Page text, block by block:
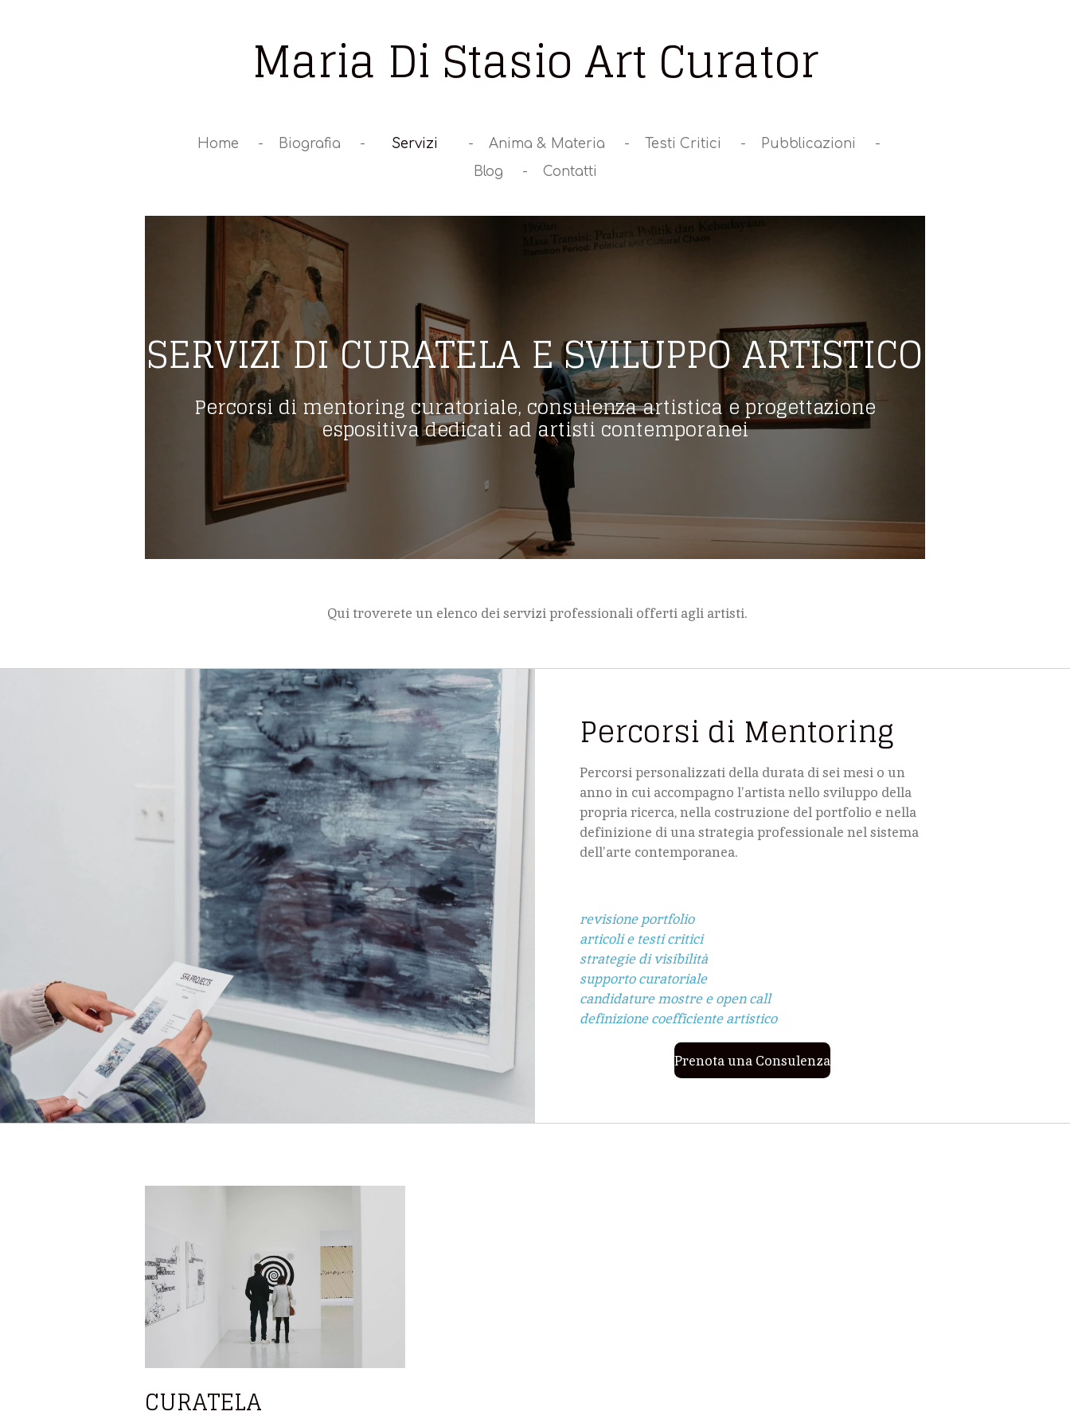
Maria Di Stasio Art Curator
Home Biografia Servizi Anima & Materia Testi Critici
Pubblicazioni
Blog
Contatti
SERVIZI DI CURATELA E SVILUPPO ARTISTICO
Percorsi di mentoring curatoriale, consulenza artistica e progettazione
espositiva dedicati ad artisti contemporanei
Qui troverete un elenco dei servizi professionali offerti agli artisti.
Percorsi di Mentoring
Percorsi personalizzati della durata di sei mesi o un
anno in cui accompagno l’artista nello sviluppo della
propria ricerca, nella costruzione del portfolio e nella
definizione di una strategia professionale nel sistema
dell’arte contemporanea.
revisione portfolio
articoli e testi critici
strategie di visibilità
supporto curatoriale
candidature mostre e open call
definizione coefficiente artistico
Prenota una Consulenza
CURATELA